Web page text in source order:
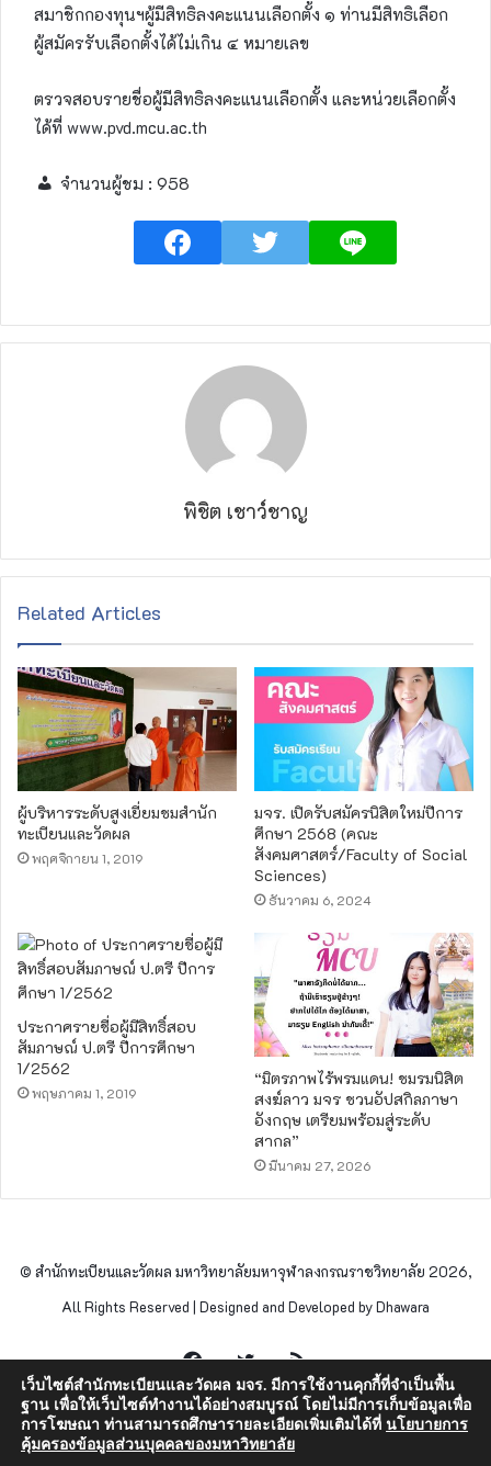
สมาชิกกองทุนฯผู้มีสิทธิลงคะแนนเลือกตั้ง ๑ ท่านมีสิทธิเลือก
ผู้สมัครรับเลือกตั้งได้ไม่เกิน ๔ หมายเลข
ตรวจสอบรายชื่อผู้มีสิทธิลงคะแนนเลือกตั้ง และหน่วยเลือกตั้ง
ได้ที่ www.pvd.mcu.ac.th
จำนวนผู้ชม : 958
พิชิต เชาว์ชาญ
Related Articles
ผู้บริหารระดับสูงเยี่ยมชมสำนัก
ทะเบียนและวัดผล
พฤศจิกายน 1, 2019
มจร. เปิดรับสมัครนิสิตใหม่ปีการ
ศึกษา 2568 (คณะ
สังคมศาสตร์/Faculty of Social
Sciences)
ธันวาคม 6, 2024
ประกาศรายชื่อผู้มีสิทธิ์สอบ
สัมภาษณ์ ป.ตรี ปีการศึกษา
1/2562
พฤษภาคม 1, 2019
“มิตรภาพไร้พรมแดน! ชมรมนิสิต
สงฆ์ลาว มจร ชวนอัปสกิลภาษา
อังกฤษ เตรียมพร้อมสู่ระดับ
สากล”
มีนาคม 27, 2026
© สำนักทะเบียนและวัดผล มหาวิทยาลัยมหาจุฬาลงกรณราชวิทยาลัย 2026,
All Rights Reserved | Designed and Developed by Dhawara
FacebookTwitterRSS
เว็บไซต์สำนักทะเบียนและวัดผล มจร. มีการใช้งานคุกกี้ที่จำเป็นพื้น
ฐาน เพื่อให้เว็บไซต์ทำงานได้อย่างสมบูรณ์ โดยไม่มีการเก็บข้อมูลเพื่อ
การโฆษณา ท่านสามารถศึกษารายละเอียดเพิ่มเติมได้ที่ นโยบายการ
คุ้มครองข้อมูลส่วนบุคคลของมหาวิทยาลัย